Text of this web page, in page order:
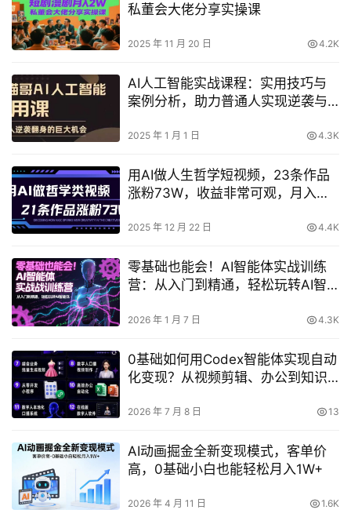
私董会大佬分享实操课
2025 年 11 月 20 日 4.2K
AI人工智能实战课程：实用技巧与
案例分析，助力普通人实现逆袭与
2025 年 1 月 1 日 4.3K
用AI做人生哲学短视频，23条作品
涨粉73W，收益非常可观，月入
2025 年 12 月 22 日 4.4K
零基础也能会！AI智能体实战训练
营：从入门到精通，轻松玩转AI智
2026 年 1 月 7 日 4.3K
0基础如何用Codex智能体实现自动
化变现？从视频剪辑、办公到知识
2026 年 7 月 8 日 13
AI动画掘金全新变现模式，客单价
高，0基础小白也能轻松月入1W+
2026 年 4 月 11 日 1.6K